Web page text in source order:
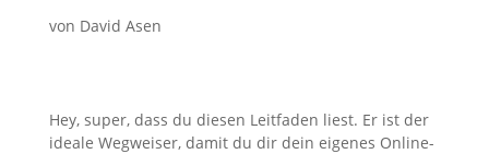
von David Asen
Hey, super, dass du diesen Leitfaden liest. Er ist der
ideale Wegweiser, damit du dir dein eigenes Online-